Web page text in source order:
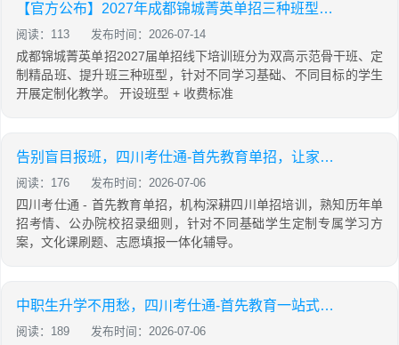
【官方公布】2027年成都锦城菁英单招三种班型+收费详细｜定制化教学
阅读：113 发布时间：2026-07-14
成都锦城菁英单招2027届单招线下培训班分为双高示范骨干班、定
制精品班、提升班三种班型，针对不同学习基础、不同目标的学生
开展定制化教学。 开设班型 + 收费标准
告别盲目报班，四川考仕通-首先教育单招，让家长少操心、孩子稳升学
阅读：176 发布时间：2026-07-06
四川考仕通 - 首先教育单招，机构深耕四川单招培训，熟知历年单
招考情、公办院校招录细则，针对不同基础学生定制专属学习方
案，文化课刷题、志愿填报一体化辅导。
中职生升学不用愁，四川考仕通-首先教育一站式规划公办大专路线
阅读：189 发布时间：2026-07-06